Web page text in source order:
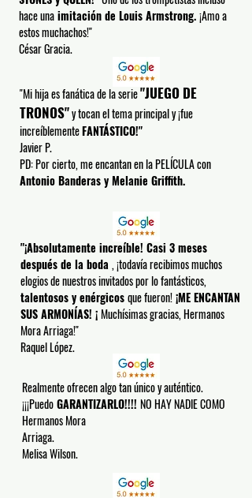
hace unaimitación de Louis Armstrong.¡Amo a
estos muchachos!"
César Gracia.
"Mi hija es fanática de la serie"JUEGO DE
TRONOS"y tocan el tema principal y ¡fue
increíblementeFANTÁSTICO!"
Javier P.
PD: Por cierto, me encantan en la PELÍCULA con
Antonio Banderas y Melanie Griffith.
"¡Absolutamente increíble! Casi 3 meses
después de la boda , ¡todavía recibimos muchos
elogios de nuestros invitados por lo fantásticos,
talentosos y enérgicosque fueron!¡ME ENCANTAN
SUS ARMONÍAS! ¡Muchísimas gracias, Hermanos
Mora Arriaga!"
Raquel López.
Realmente ofrecen algo tan único y auténtico.
¡¡¡PuedoGARANTIZARLO!!!! NO HAY NADIE COMO
Hermanos Mora
Arriaga.
Melisa Wilson.